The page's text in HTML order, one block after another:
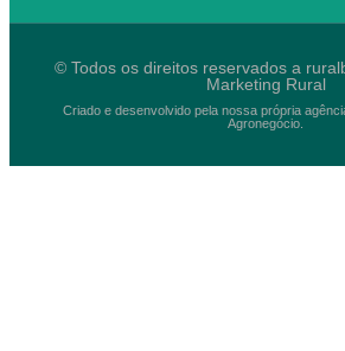
© Todos os direitos reservados a
Marketing Rural
Criado e desenvolvido pela nossa própria
Agronegócio.